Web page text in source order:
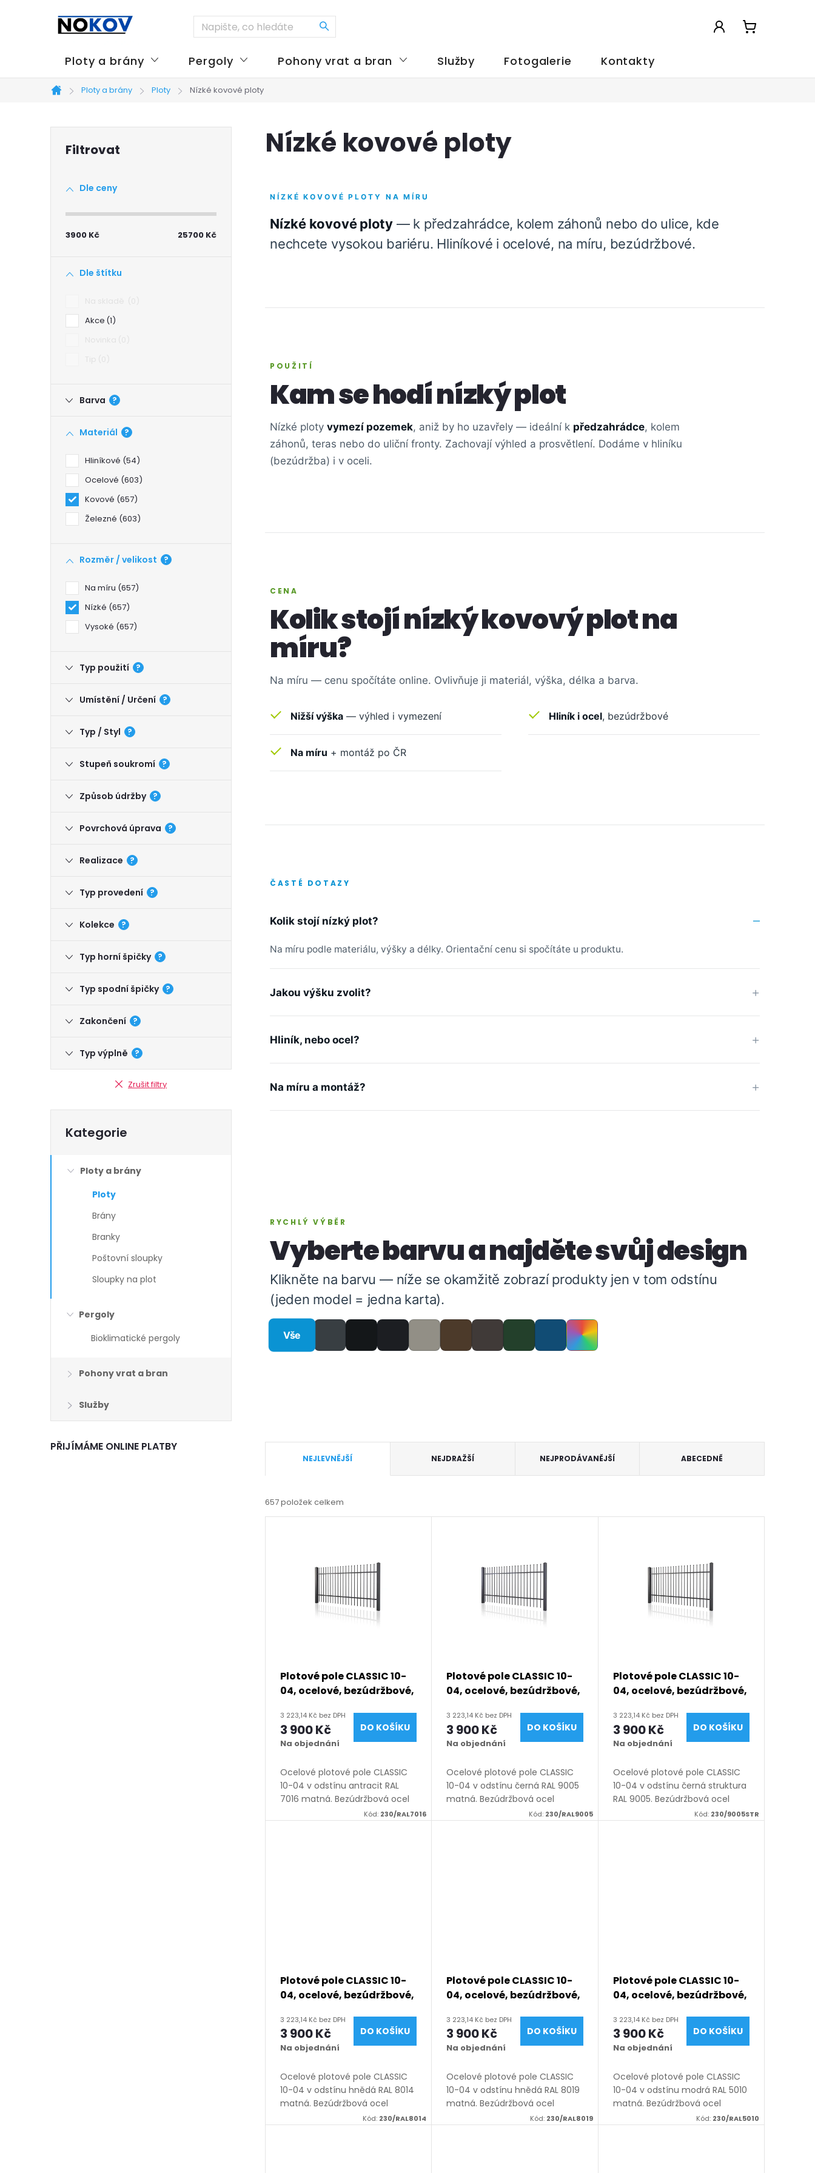
KOŠÍK
Ploty a brány Pergoly Pohony vrat a bran Služby Fotogalerie Kontakty
Domů
Ploty a brány Ploty Nízké kovové ploty
Dle ceny
3900 Kč 25700 Kč
Dle štítku
Akce 1
Barva ?
Materiál ?
Hliníkové 54
Ocelové 603
Kovové 657
Železné 603
Rozměr / velikost ?
Na míru 657
Nízké 657
Vysoké 657
Typ použití ?
Umístění / Určení ?
Typ / Styl ?
Stupeň soukromí ?
Způsob údržby ?
Povrchová úprava ?
Realizace ?
Typ provedení ?
Kolekce ?
Typ horní špičky ?
Typ spodní špičky ?
Zakončení ?
Typ výplně ?
Zrušit filtry
kategorie
Kategorie
Ploty a brány
Ploty
Brány
Branky
Poštovní sloupky
Sloupky na plot
Pergoly
Bioklimatické pergoly
Pohony vrat a bran
Služby
PŘIJÍMÁME ONLINE PLATBY
Nízké kovové ploty
NÍZKÉ KOVOVÉ PLOTY NA MÍRU
Nízké kovové ploty — k předzahrádce, kolem záhonů nebo do ulice, kde
nechcete vysokou bariéru. Hliníkové i ocelové, na míru, bezúdržbové.
POUŽITÍ
Kam se hodí nízký plot
Nízké ploty vymezí pozemek, aniž by ho uzavřely — ideální k předzahrádce, kolem
záhonů, teras nebo do uliční fronty. Zachovají výhled a prosvětlení. Dodáme v hliníku
(bezúdržba) i v oceli.
CENA
Kolik stojí nízký kovový plot na
míru?
Na míru — cenu spočítáte online. Ovlivňuje ji materiál, výška, délka a barva.
Nižší výška — výhled i vymezení Hliník i ocel, bezúdržbové
Na míru + montáž po ČR
ČASTÉ DOTAZY
Kolik stojí nízký plot?
Na míru podle materiálu, výšky a délky. Orientační cenu si spočítáte u produktu.
Jakou výšku zvolit?
Hliník, nebo ocel?
Na míru a montáž?
RYCHLÝ VÝBĚR
Vyberte barvu a najděte svůj design
Klikněte na barvu — níže se okamžitě zobrazí produkty jen v tom odstínu
(jeden model = jedna karta).
Vše
a
z
t
NEJLEVNĚJŠÍ NEJDRAŽŠÍ NEJPRODÁVANĚJŠÍ ABECEDNĚ
657položek celkem
Plotové pole CLASSIC 10-
04, ocelové, bezúdržbové,
mm, výška 450–1950
mm), antracit RAL 7016
matná
3 223,14 Kč bez DPH
3 900 Kč
Na objednání
DO KOŠÍKU
Ocelové plotové pole CLASSIC
10-04 v odstínu antracit RAL
7016 matná. Bezúdržbová ocel
(žárový zinek + práškový lak),
Kód: 230/RAL7016
Plotové pole CLASSIC 10-
04, ocelové, bezúdržbové,
mm, výška 450–1950
mm), černá RAL 9005
matná
3 223,14 Kč bez DPH
3 900 Kč
Na objednání
DO KOŠÍKU
Ocelové plotové pole CLASSIC
10-04 v odstínu černá RAL 9005
matná. Bezúdržbová ocel
(žárový zinek + práškový lak),
Kód: 230/RAL9005
Plotové pole CLASSIC 10-
04, ocelové, bezúdržbové,
mm, výška 450–1950
mm), černá struktura RAL
9005
3 223,14 Kč bez DPH
3 900 Kč
Na objednání
DO KOŠÍKU
Ocelové plotové pole CLASSIC
10-04 v odstínu černá struktura
RAL 9005. Bezúdržbová ocel
(žárový zinek + práškový lak),
Kód: 230/9005STR
Plotové pole CLASSIC 10-
04, ocelové, bezúdržbové,
mm, výška 450–1950
mm), hnědá RAL 8014
matná
3 223,14 Kč bez DPH
3 900 Kč
Na objednání
DO KOŠÍKU
Ocelové plotové pole CLASSIC
10-04 v odstínu hnědá RAL 8014
matná. Bezúdržbová ocel
(žárový zinek + práškový lak),
Kód: 230/RAL8014
Plotové pole CLASSIC 10-
04, ocelové, bezúdržbové,
mm, výška 450–1950
mm), hnědá RAL 8019
matná
3 223,14 Kč bez DPH
3 900 Kč
Na objednání
DO KOŠÍKU
Ocelové plotové pole CLASSIC
10-04 v odstínu hnědá RAL 8019
matná. Bezúdržbová ocel
(žárový zinek + práškový lak),
Kód: 230/RAL8019
Plotové pole CLASSIC 10-
04, ocelové, bezúdržbové,
mm, výška 450–1950
mm), modrá RAL 5010
matná
3 223,14 Kč bez DPH
3 900 Kč
Na objednání
DO KOŠÍKU
Ocelové plotové pole CLASSIC
10-04 v odstínu modrá RAL 5010
matná. Bezúdržbová ocel
(žárový zinek + práškový lak),
Kód: 230/RAL5010